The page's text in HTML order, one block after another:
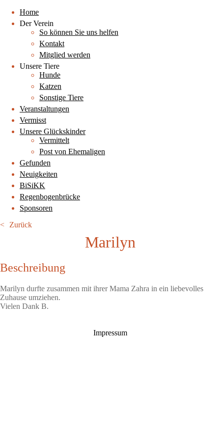
Home
Der Verein
So können Sie uns helfen
Kontakt
Mitglied werden
Unsere Tiere
Hunde
Katzen
Sonstige Tiere
Veranstaltungen
Vermisst
Unsere Glückskinder
Vermittelt
Post von Ehemaligen
Gefunden
Neuigkeiten
BiSiKK
Regenbogenbrücke
Sponsoren
Zurück
Marilyn
Beschreibung
Marilyn durfte zusammen mit ihrer Mama Zahra in ein liebevolles
Zuhause umziehen.
Vielen Dank B.
Impressum